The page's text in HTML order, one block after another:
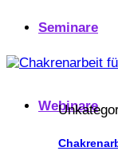
Seminare
Webinare